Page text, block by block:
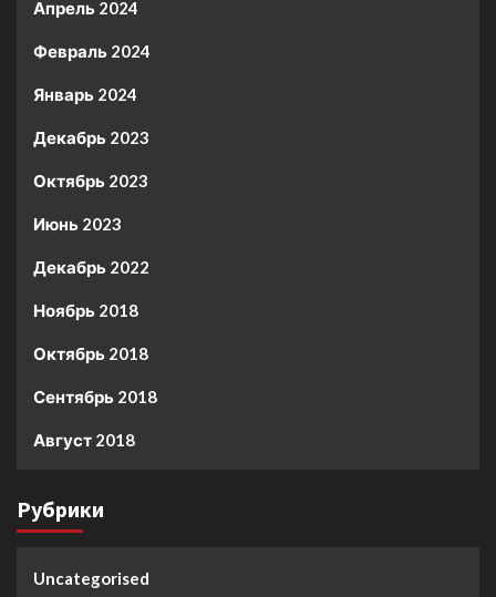
Апрель 2024
Февраль 2024
Январь 2024
Декабрь 2023
Октябрь 2023
Июнь 2023
Декабрь 2022
Ноябрь 2018
Октябрь 2018
Сентябрь 2018
Август 2018
Рубрики
Uncategorised